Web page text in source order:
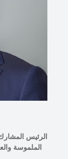
الرئيس
الملموسة